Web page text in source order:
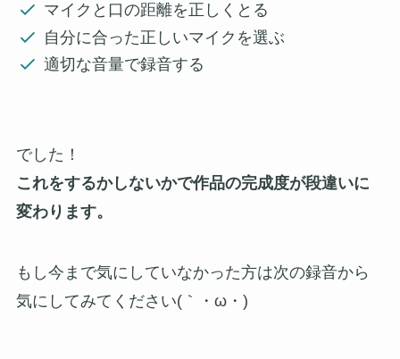
マイクと口の距離を正しくとる
自分に合った正しいマイクを選ぶ
適切な音量で録音する
でした！
これをするかしないかで作品の完成度が段違いに
変わります。
もし今まで気にしていなかった方は次の録音から
気にしてみてください(｀・ω・)ゞ